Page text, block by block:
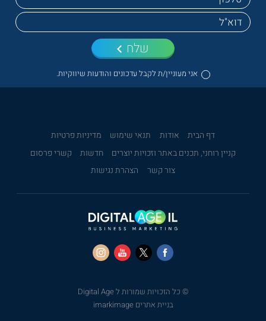
אני מעוניין/ת לקבל עדכונים והודעות שיווקיות.
שלח
דף הבית אודות תנאי שימוש
מדיניות פרטיות
קניין רוחני, תכנים באתר וזכויות יוצרים
חדשות
קשרי פרסום
צור קשר
הצהרת נגישות
© כל הזכויות שמורות ל Digital Age
בניית אתרים imarkimage